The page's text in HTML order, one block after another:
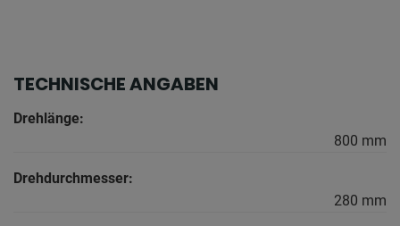
TECHNISCHE ANGABEN
Drehlänge:
800 mm
Drehdurchmesser:
280 mm